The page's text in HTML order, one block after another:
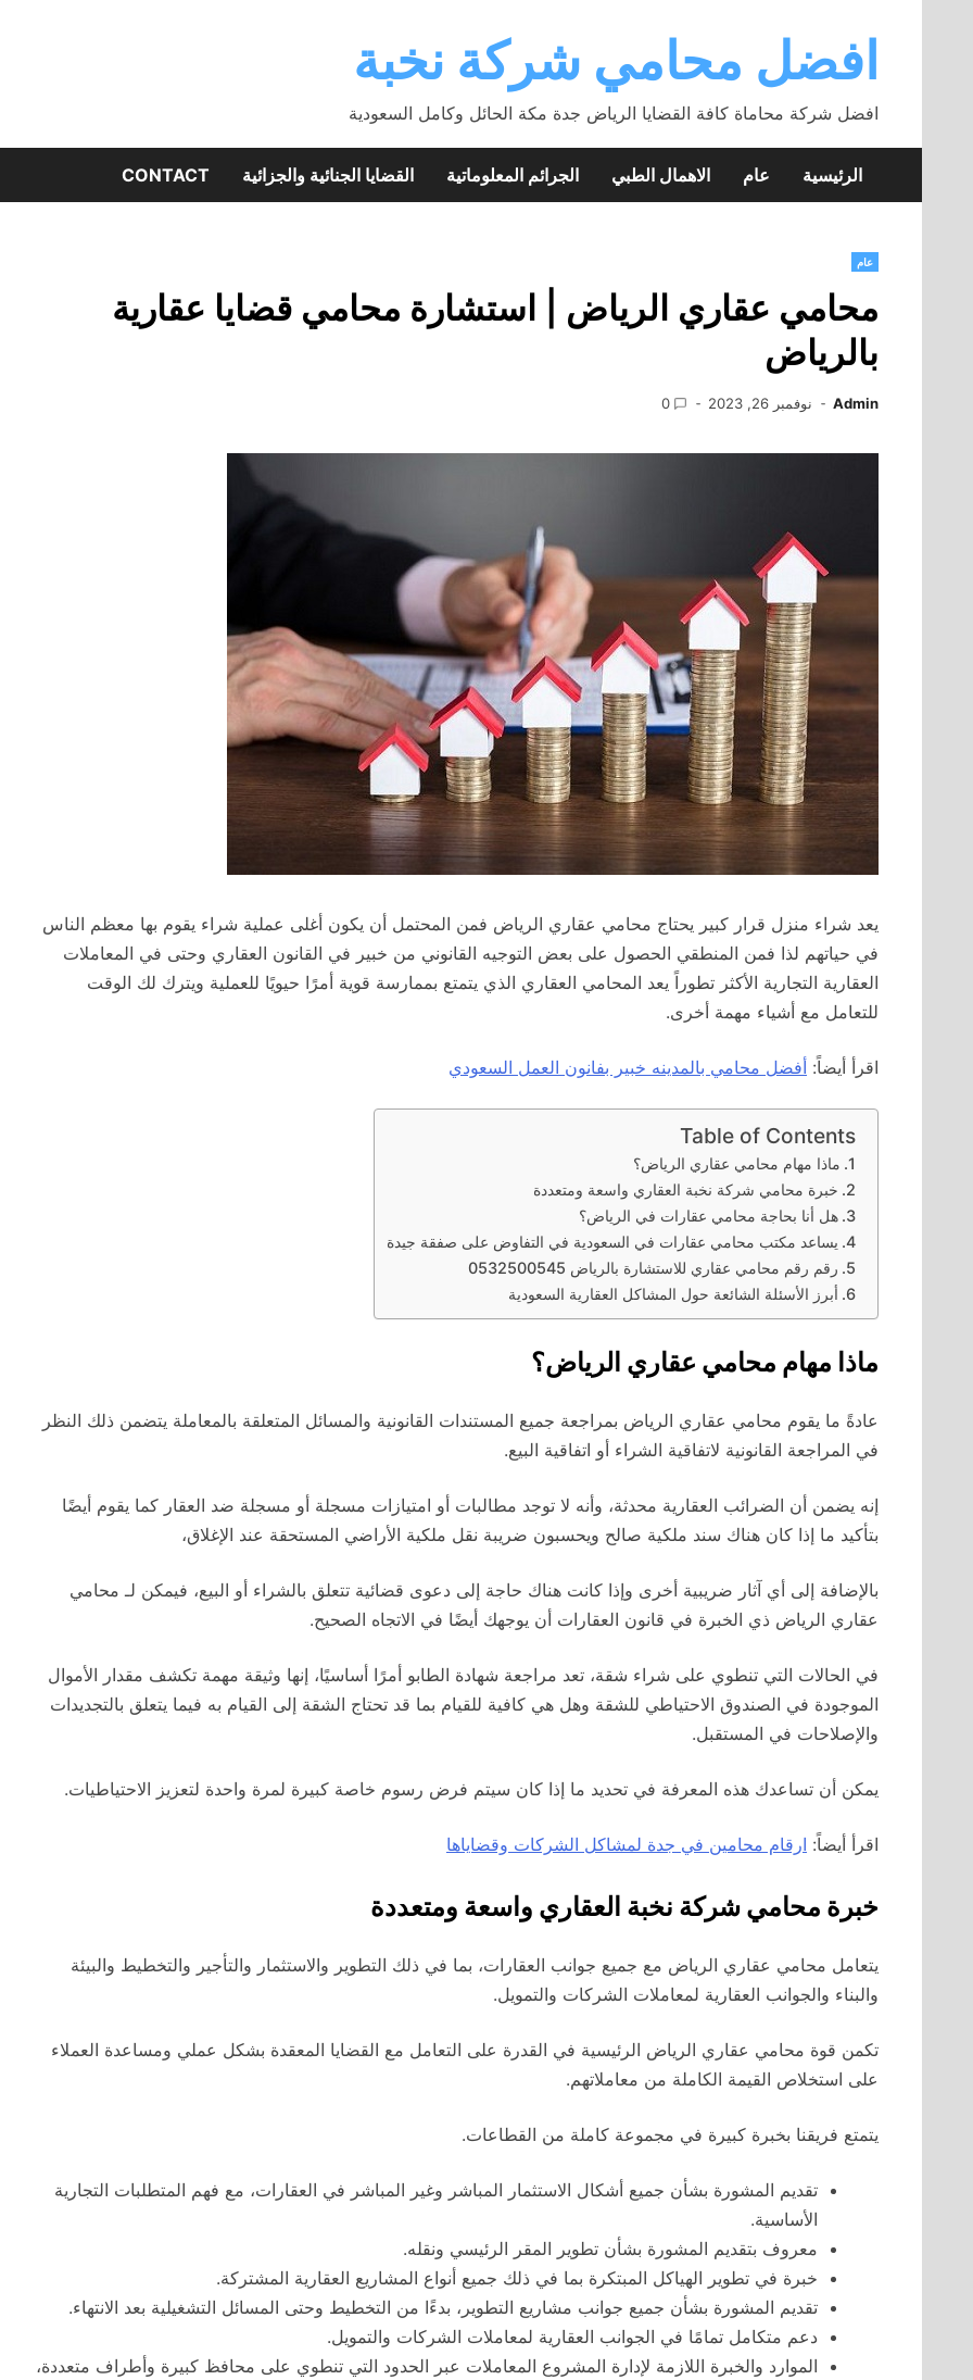
contentافضل محامي شركة نخبة
افضل شركة محاماة كافة القضايا الرياض جدة مكة الحائل وكامل السعودية
الرئيسية عام الاهمال الطبي الجرائم المعلوماتية القضايا الجنائية والجزائية CONTACT
عام
محامي عقاري الرياض | استشارة محامي قضايا عقارية
بالرياض
Admin نوفمبر 26, 2023 0
يعد شراء منزل قرار كبير يحتاج محامي عقاري الرياض فمن المحتمل أن يكون أغلى عملية شراء يقوم بها معظم الناس
في حياتهم لذا فمن المنطقي الحصول على بعض التوجيه القانوني من خبير في القانون العقاري وحتى في المعاملات
العقارية التجارية الأكثر تطوراً يعد المحامي العقاري الذي يتمتع بممارسة قوية أمرًا حيويًا للعملية ويترك لك الوقت
للتعامل مع أشياء مهمة أخرى.
اقرأ أيضاً: أفضل محامي بالمدينه خبير بفانون العمل السعودي
Table of Contents
ماذا مهام محامي عقاري الرياض؟
خبرة محامي شركة نخبة العقاري واسعة ومتعددة
هل أنا بحاجة محامي عقارات في الرياض؟
يساعد مكتب محامي عقارات في السعودية في التفاوض على صفقة جيدة
رقم رقم محامي عقاري للاستشارة بالرياض 0532500545
أبرز الأسئلة الشائعة حول المشاكل العقارية السعودية
ماذا مهام محامي عقاري الرياض؟
عادةً ما يقوم محامي عقاري الرياض بمراجعة جميع المستندات القانونية والمسائل المتعلقة بالمعاملة يتضمن ذلك النظر
في المراجعة القانونية لاتفاقية الشراء أو اتفاقية البيع.
إنه يضمن أن الضرائب العقارية محدثة، وأنه لا توجد مطالبات أو امتيازات مسجلة أو مسجلة ضد العقار كما يقوم أيضًا
بتأكيد ما إذا كان هناك سند ملكية صالح ويحسبون ضريبة نقل ملكية الأراضي المستحقة عند الإغلاق،
بالإضافة إلى أي آثار ضريبية أخرى وإذا كانت هناك حاجة إلى دعوى قضائية تتعلق بالشراء أو البيع، فيمكن لـ محامي
عقاري الرياض ذي الخبرة في قانون العقارات أن يوجهك أيضًا في الاتجاه الصحيح.
في الحالات التي تنطوي على شراء شقة، تعد مراجعة شهادة الطابو أمرًا أساسيًا، إنها وثيقة مهمة تكشف مقدار الأموال
الموجودة في الصندوق الاحتياطي للشقة وهل هي كافية للقيام بما قد تحتاج الشقة إلى القيام به فيما يتعلق بالتجديدات
والإصلاحات في المستقبل.
يمكن أن تساعدك هذه المعرفة في تحديد ما إذا كان سيتم فرض رسوم خاصة كبيرة لمرة واحدة لتعزيز الاحتياطيات.
اقرأ أيضاً: ارقام محامين في جدة لمشاكل الشركات وقضاياها
خبرة محامي شركة نخبة العقاري واسعة ومتعددة
يتعامل محامي عقاري الرياض مع جميع جوانب العقارات، بما في ذلك التطوير والاستثمار والتأجير والتخطيط والبيئة
والبناء والجوانب العقارية لمعاملات الشركات والتمويل.
تكمن قوة محامي عقاري الرياض الرئيسية في القدرة على التعامل مع القضايا المعقدة بشكل عملي ومساعدة العملاء
على استخلاص القيمة الكاملة من معاملاتهم.
يتمتع فريقنا بخبرة كبيرة في مجموعة كاملة من القطاعات.
تقديم المشورة بشأن جميع أشكال الاستثمار المباشر وغير المباشر في العقارات، مع فهم المتطلبات التجارية
الأساسية.
معروف بتقديم المشورة بشأن تطوير المقر الرئيسي ونقله.
خبرة في تطوير الهياكل المبتكرة بما في ذلك جميع أنواع المشاريع العقارية المشتركة.
تقديم المشورة بشأن جميع جوانب مشاريع التطوير، بدءًا من التخطيط وحتى المسائل التشغيلية بعد الانتهاء.
دعم متكامل تمامًا في الجوانب العقارية لمعاملات الشركات والتمويل.
الموارد والخبرة اللازمة لإدارة المشروع المعاملات عبر الحدود التي تنطوي على محافظ كبيرة وأطراف متعددة،